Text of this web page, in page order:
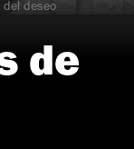
2012
del deseo
de